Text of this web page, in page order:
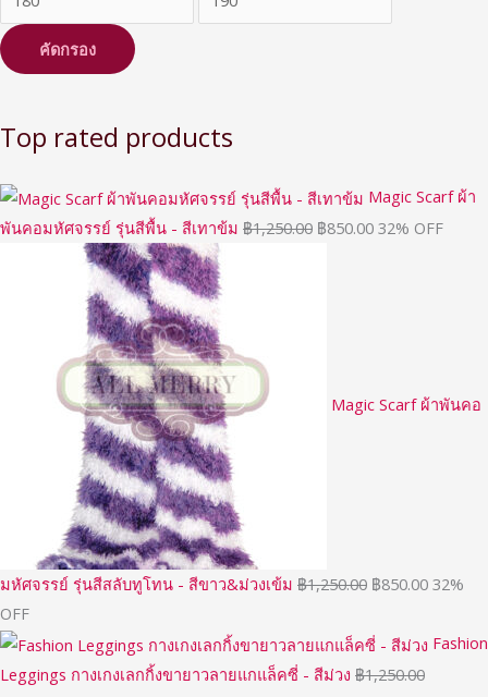
คัดกรอง
Top rated products
Magic Scarf ผ้า
พันคอมหัศจรรย์ รุ่นสีพื้น - สีเทาข้ม ฿1,250.00 ฿850.00 32% OFF
Magic Scarf ผ้าพันคอ
มหัศจรรย์ รุ่นสีสลับทูโทน - สีขาว&ม่วงเข้ม ฿1,250.00 ฿850.00 32%
OFF
Fashion
Leggings กางเกงเลกกิ้งขายาวลายแกแล็คซี่ - สีม่วง ฿1,250.00